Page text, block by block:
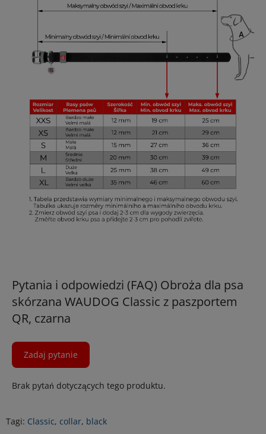
Pytania i odpowiedzi (FAQ) Obroża dla psa
skórzana WAUDOG Classic z paszportem
QR, czarna
Zadaj pytanie
Brak pytań dotyczących tego produktu.
Tagi: Classic, collar, black